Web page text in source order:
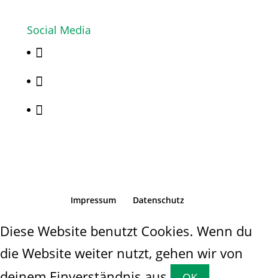
Social Media



Impressum Datenschutz
Diese Website benutzt Cookies. Wenn du
die Website weiter nutzt, gehen wir von